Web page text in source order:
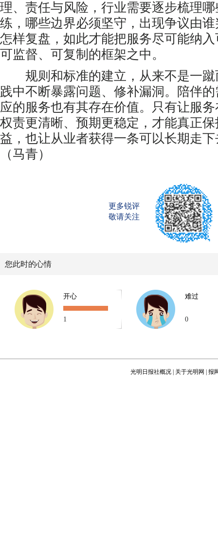
理、责任与风险，行业需要逐步梳理
练，哪些边界必须坚守，出现争议由
怎样复盘，如此才能把服务尽可能纳
可监督、可复制的框架之中。
规则和标准的建立，从来不是一蹴
践中不断暴露问题、修补漏洞。陪伴
应的服务也有其存在价值。只有让服
权责更清晰、预期更稳定，才能真正
益，也让从业者获得一条可以长期走
（马青）
更多锐评
敬请关注
您此时的心情
开心
1
难过
0
光明日报社概况 关于光明网 报